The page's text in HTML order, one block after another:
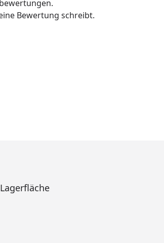
Bewertung schreibt.